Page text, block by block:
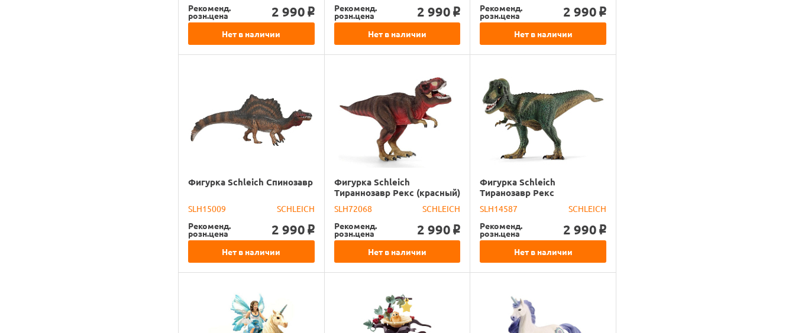
Рекоменд.
розн.цена 2 990 o
Нет в наличии
Рекоменд.
розн.цена 2 990 o
Нет в наличии
Рекоменд.
розн.цена 2 990 o
Нет в наличии
Фигурка Schleich Спинозавр
SLH15009
SCHLEICH
Рекоменд.
розн.цена 2 990 o
Нет в наличии
Фигурка Schleich
Тираннозавр Рекс (красный)
SLH72068
SCHLEICH
Рекоменд.
розн.цена 2 990 o
Нет в наличии
Фигурка Schleich
Тиранозавр Рекс
SLH14587
SCHLEICH
Рекоменд.
розн.цена 2 990 o
Нет в наличии